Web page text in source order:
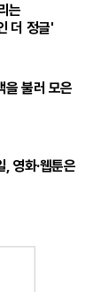
는
더 정글'
불러 모은
영화·웹툰은